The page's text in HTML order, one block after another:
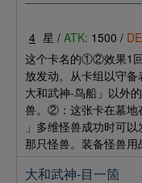
4 星 / ATK: 1500 /
这个卡名的①②效果1
放发动。从卡组以守
大和武神-鸟船」以外
兽。②：这张卡在墓地
」多维怪兽成功时可
那只怪兽。装备怪兽用
大和武神-目一箇